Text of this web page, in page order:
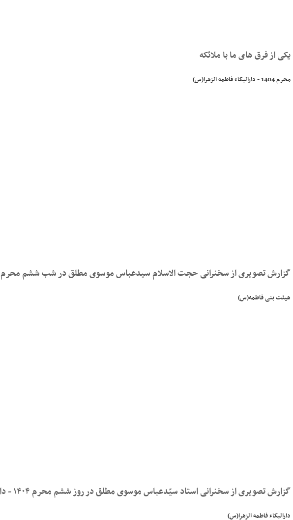
یکی از فرق های ما با ملائکه
محرم 1404 - دارالبکاء فاطمه الزهرا(س)
گزارش تصویری از سخنرانی حجت‌ الاسلام سیدعباس موسوی مطلق در شب ششم محرم ۱۴۰۴ - هیئت بنی فاطمه(س)
هیئت بنی فاطمه(س)
گزارش تصویری از سخنرانی استاد سیّدعباس موسوی مطلق در روز ششم محرم ۱۴۰۴ - دارالبکاء فاطمه الزهرا(س)
دارالبکاء فاطمه الزهرا(س)